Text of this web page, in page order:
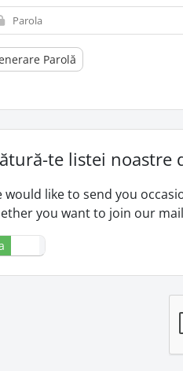
Parolă
te listei noastre
would like to send you
you want to join our